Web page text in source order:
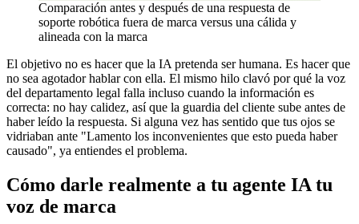
Comparación antes y después de una respuesta de
soporte robótica fuera de marca versus una cálida y
alineada con la marca
El objetivo no es hacer que la IA pretenda ser humana. Es hacer que
no sea agotador hablar con ella. El mismo hilo clavó por qué la voz
del departamento legal falla incluso cuando la información es
correcta: no hay calidez, así que la guardia del cliente sube antes de
haber leído la respuesta. Si alguna vez has sentido que tus ojos se
vidriaban ante "Lamento los inconvenientes que esto pueda haber
causado", ya entiendes el problema.
Cómo darle realmente a tu agente IA tu
voz de marca